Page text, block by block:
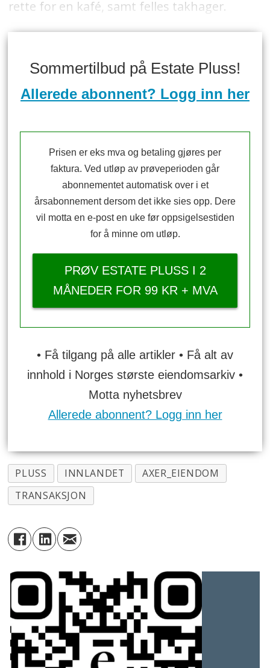
rette for en kafé, samt felles takhager.
Sommertilbud på Estate Pluss!
Allerede abonnent? Logg inn her
Prisen er eks mva og betaling gjøres per
faktura. Ved utløp av prøveperioden går
abonnementet automatisk over i et
årsabonnement dersom det ikke sies opp. Dere
vil motta en e-post en uke før oppsigelsestiden
for å minne om utløp.
PRØV ESTATE PLUSS I 2
MÅNEDER FOR 99 KR + MVA
• Få tilgang på alle artikler • Få alt av
innhold i Norges største eiendomsarkiv •
Motta nyhetsbrev
Allerede abonnent? Logg inn her
PLUSS INNLANDET
AXER_EIENDOM
TRANSAKSJON